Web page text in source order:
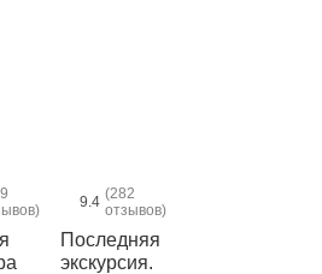
9.4 (282
отзывов)
Последняя
экскурсия.